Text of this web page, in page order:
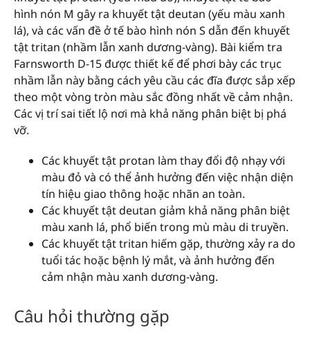
hình nón M gây ra khuyết tật deutan (yếu màu xanh
lá), và các vấn đề ở tế bào hình nón S dẫn đến khuyết
tật tritan (nhầm lẫn xanh dương-vàng). Bài kiểm tra
Farnsworth D-15 được thiết kế để phơi bày các trục
nhầm lẫn này bằng cách yêu cầu các đĩa được sắp xếp
theo một vòng tròn màu sắc đồng nhất về cảm nhận.
Các vị trí sai tiết lộ nơi mà khả năng phân biệt bị phá
vỡ.
Các khuyết tật protan làm thay đổi độ nhạy với
màu đỏ và có thể ảnh hưởng đến việc nhận diện
tín hiệu giao thông hoặc nhãn an toàn.
Các khuyết tật deutan giảm khả năng phân biệt
màu xanh lá, phổ biến trong mù màu di truyền.
Các khuyết tật tritan hiếm gặp, thường xảy ra do
tuổi tác hoặc bệnh lý mắt, và ảnh hưởng đến
cảm nhận màu xanh dương-vàng.
Câu hỏi thường gặp